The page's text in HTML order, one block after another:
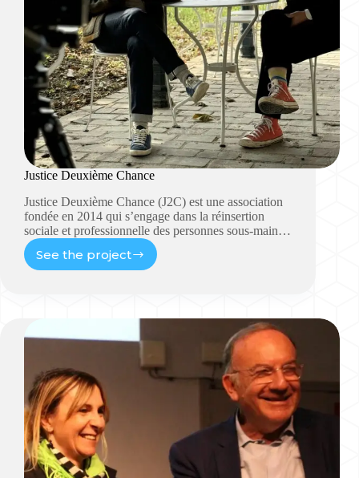
Justice Deuxième Chance
Justice Deuxième Chance (J2C) est une association
fondée en 2014 qui s’engage dans la réinsertion
sociale et professionnelle des personnes sous-main…
See the project